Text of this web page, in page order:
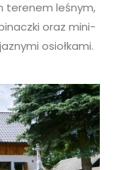
terenem leśnym,
oraz mini-
osiołkami.